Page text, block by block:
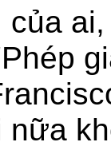
của
nữa